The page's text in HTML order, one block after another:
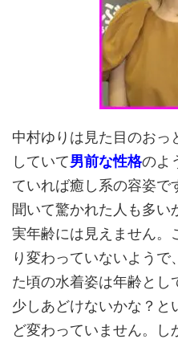
中村ゆりは見た目のおっ
していて男前な性格のよ
ていれば癒し系の容姿で
聞いて驚かれた人も多い
実年齢には見えません。
り変わっていないよう
た頃の水着姿は年齢とし
少しあどけないかな？と
ど変わっていません。し